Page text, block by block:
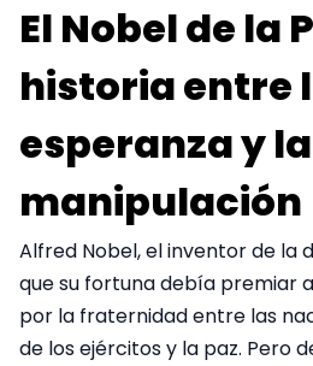
El Nobel de la
historia entre
esperanza y la
manipulación
Alfred Nobel, el inventor de la
que su fortuna debía premiar
por la fraternidad entre las
de los ejércitos y la paz. Pero